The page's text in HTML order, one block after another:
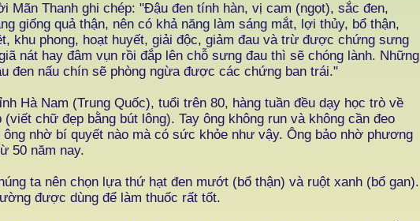
Mãn Thanh ghi chép: "Đậu đen tính hàn, vị cam (ngọt), sắc đen,
giống quả thận, nên có khả năng làm sáng mắt, lợi thủy, bổ thận,
khu phong, hoạt huyết, giải độc, giảm đau và trừ được chứng sưng
nát hay đâm vụn rồi đắp lên chỗ sưng đau thì sẽ chóng lành. Những
đen nấu chín sẽ phòng ngừa được các chứng ban trái."
Hà Nam (Trung Quốc), tuổi trên 80, hàng tuần đều dạy học trò về
(viết chữ đẹp bằng bút lông). Tay ông không run và không cần đeo
nhờ bí quyết nào mà có sức khỏe như vậy. Ông bảo nhờ phương
50 năm nay.
ta nên chọn lựa thứ hạt đen mướt (bổ thận) và ruột xanh (bổ gan).
được dùng để làm thuốc rất tốt.